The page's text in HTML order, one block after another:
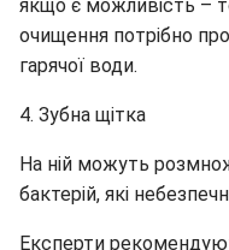
якщо є можливість –
очищення потрібно
гарячої води.
4. Зубна щітка
На ній можуть
бактерій, які
Експерти